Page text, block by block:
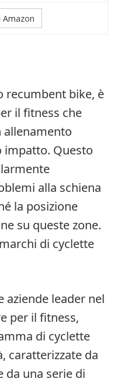
Amazon
recumbent bike, è
il fitness che
allenamento
impatto. Questo
alla schiena
la posizione
su queste zone.
di cyclette
aziende leader nel
per il fitness,
di cyclette
caratterizzate da
da una serie di